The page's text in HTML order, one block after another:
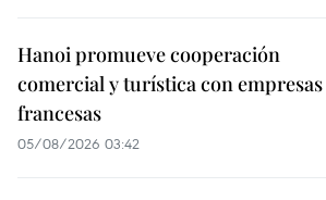
Hanoi promueve cooperación
comercial y turística con empresas
francesas
05/08/2026 03:42